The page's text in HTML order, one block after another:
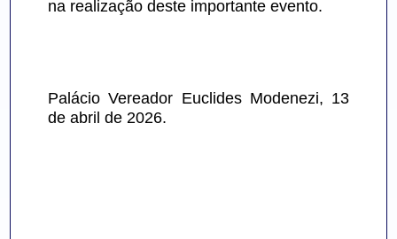
na realização deste importante evento.
Palácio Vereador Euclides Modenezi, 13
de abril de 2026.